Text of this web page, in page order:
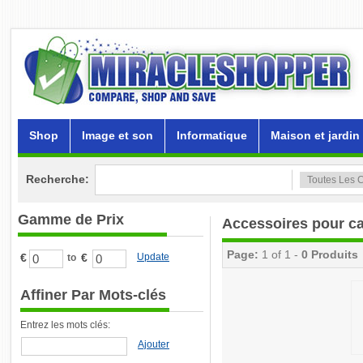
Shop Image et son Informatique Maison et jardin
Recherche:
Gamme de Prix
€ to € Update
Affiner Par Mots-clés
Entrez les mots clés:
Ajouter
Accessoires pour
Page: 1 of 1 - 0 Produits